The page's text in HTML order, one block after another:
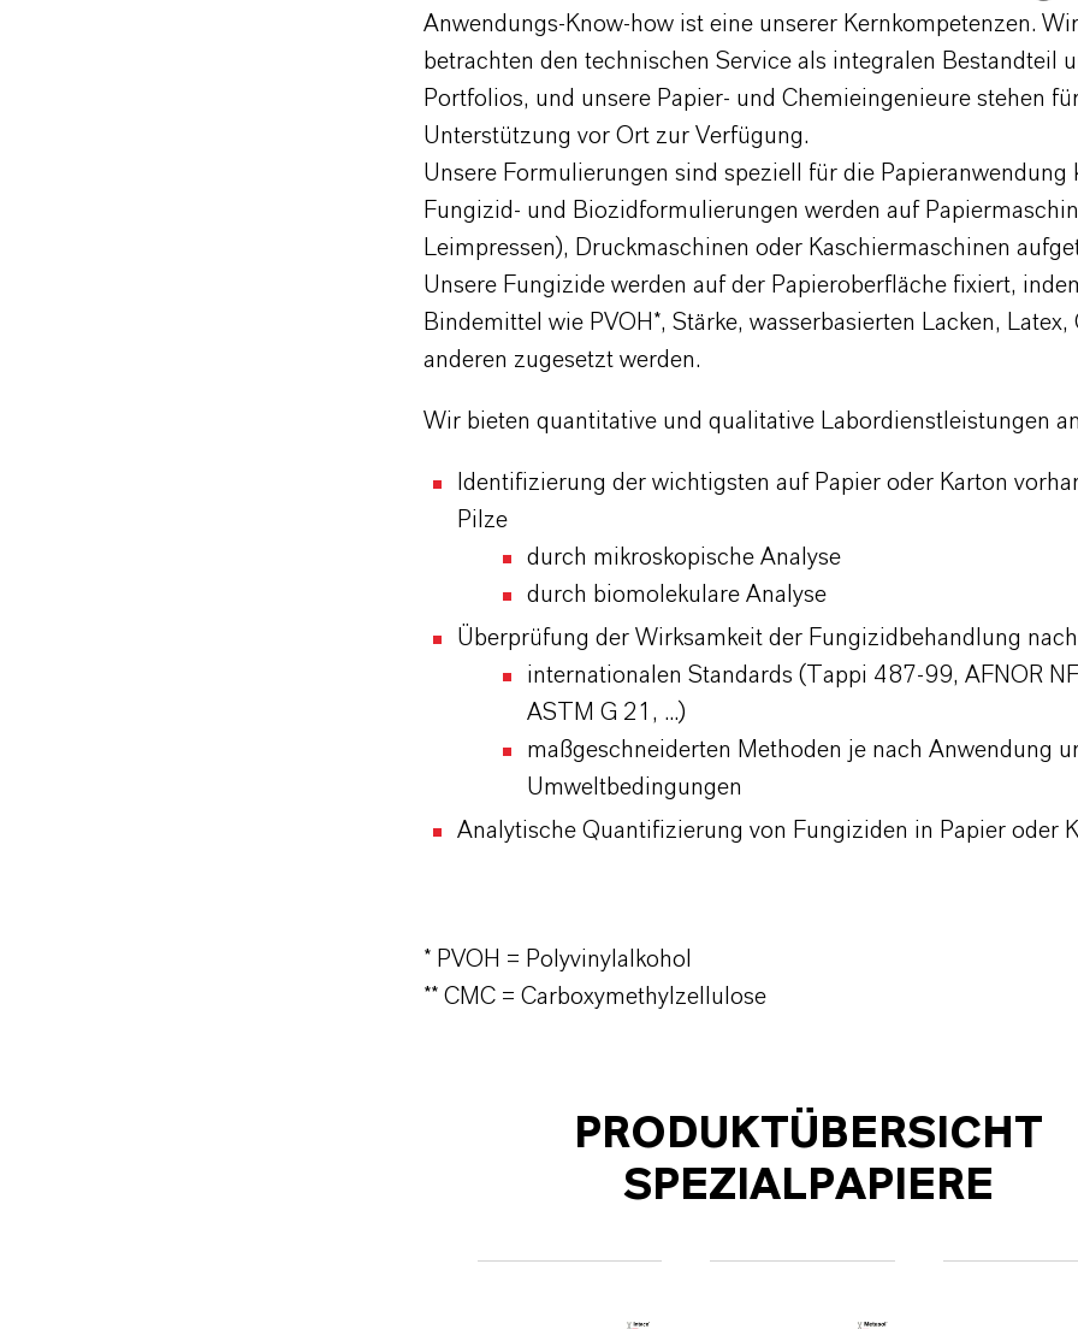
Anwendungs-Know-how ist eine unserer Kernkompetenzen. Wir
betrachten den technischen Service als integralen Bestandteil
Portfolios, und unsere Papier- und Chemieingenieure stehen
Unterstützung vor Ort zur Verfügung.
Unsere Formulierungen sind speziell für die Papieranwendung
Fungizid- und Biozidformulierungen werden auf
Leimpressen), Druckmaschinen oder Kaschiermaschinen
Unsere Fungizide werden auf der Papieroberfläche fixiert,
Bindemittel wie PVOH*, Stärke, wasserbasierten Lacken, Latex,
anderen zugesetzt werden.
Wir bieten quantitative und qualitative Labordienstleistungen
Identifizierung der wichtigsten auf Papier oder Karton
Pilze
durch mikroskopische Analyse
durch biomolekulare Analyse
Überprüfung der Wirksamkeit der Fungizidbehandlung
internationalen Standards (Tappi 487-99, AFNOR
ASTM G 21, ...)
maßgeschneiderten Methoden je nach Anwendung
Umweltbedingungen
Analytische Quantifizierung von Fungiziden in Papier oder
* PVOH = Polyvinylalkohol
** CMC = Carboxymethylzellulose
PRODUKTÜBERSICHT
SPEZIALPAPIERE